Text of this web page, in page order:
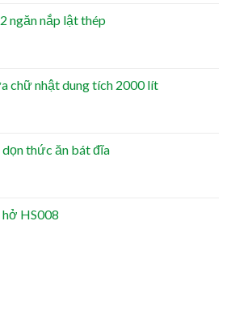
ngăn nắp lật thép
chữ nhật dung tích 2000 lít
dọn thức ăn bát đĩa
hở HS008